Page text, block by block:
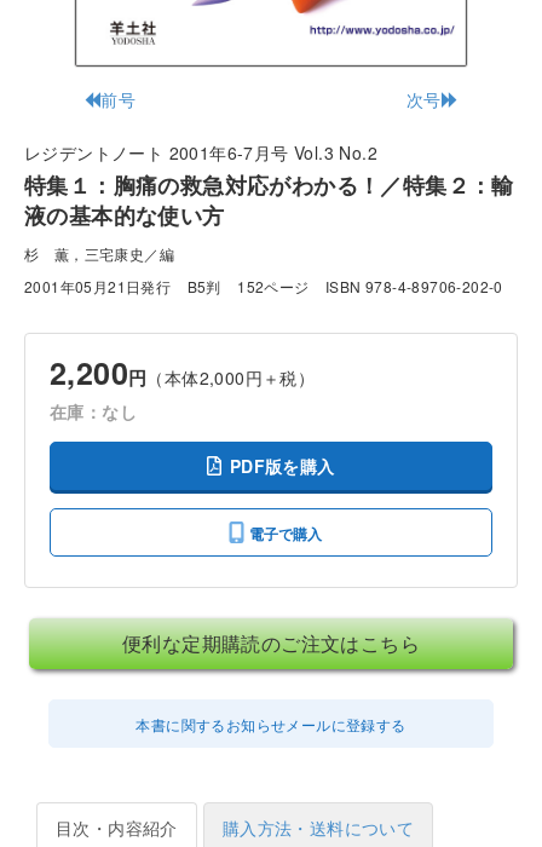
前号 次号
レジデントノート 2001年6-7月号 Vol.3 No.2
特集１：胸痛の救急対応がわかる！／特集２：輸
液の基本的な使い方
杉 薫，三宅康史／編
2001年05月21日発行
B5判 152ページ ISBN 978-4-89706-202-0
2,200円 （本体2,000円＋税）
在庫：なし
PDF版を購入
電子で購入
便利な定期購読のご注文はこちら
本書に関するお知らせメールに登録する
目次・内容紹介 購入方法・送料について